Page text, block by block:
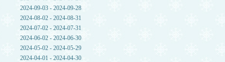
2024-09-03 - 2024-09-28
2024-08-02 - 2024-08-31
2024-07-02 - 2024-07-31
2024-06-02 - 2024-06-30
2024-05-02 - 2024-05-29
2024-04-01 - 2024-04-30